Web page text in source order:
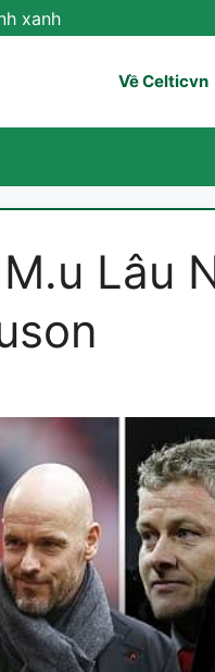
xanh
Về Celticvn
Lâu